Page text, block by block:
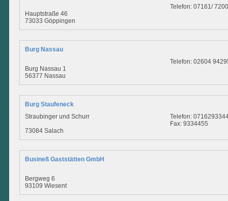
Hauptstraße 46
73033 Göppingen
Telefon: 07161/
Burg Nassau
Burg Nassau 1
56377 Nassau
Telefon: 02604
Burg Staufeneck
Straubinger und Schurr
73084 Salach
Telefon:
Fax: 9334455
Busineß Gaststätten GmbH
Bergweg 6
93109 Wiesent